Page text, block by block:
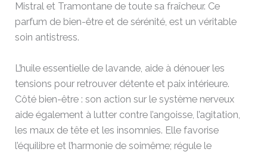
Mistral et Tramontane de toute sa fraîcheur. Ce
parfum de bien-être et de sérénité, est un véritable
soin antistress.
L’huile essentielle de lavande, aide à dénouer les
tensions pour retrouver détente et paix intérieure.
Côté bien-être : son action sur le système nerveux
aide également à lutter contre l’angoisse, l’agitation,
les maux de tête et les insomnies. Elle favorise
l’équilibre et l’harmonie de soimême; régule le